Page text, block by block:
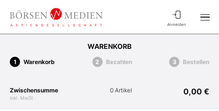
Anmelden
WARENKORB
Warenkorb Bezahlen Bestellen
Zwischensumme
inkl. MwSt.
0 Artikel 0,00 €